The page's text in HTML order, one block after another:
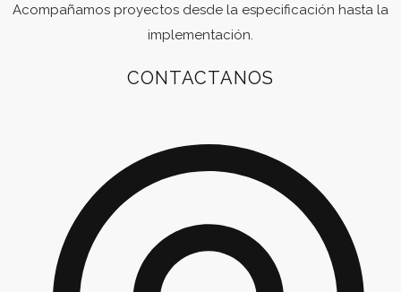
Acompañamos proyectos desde la especificación hasta la
implementación.
CONTACTANOS